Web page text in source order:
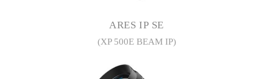
ARES IP SE
(XP 500E BEAM IP)